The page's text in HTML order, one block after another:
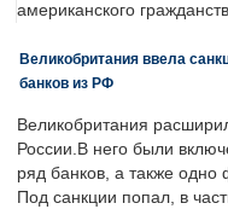
американского
Великобритания ввела
банков из РФ
Великобритания
России.В него были
ряд банков, а также одно
Под санкции попал, в